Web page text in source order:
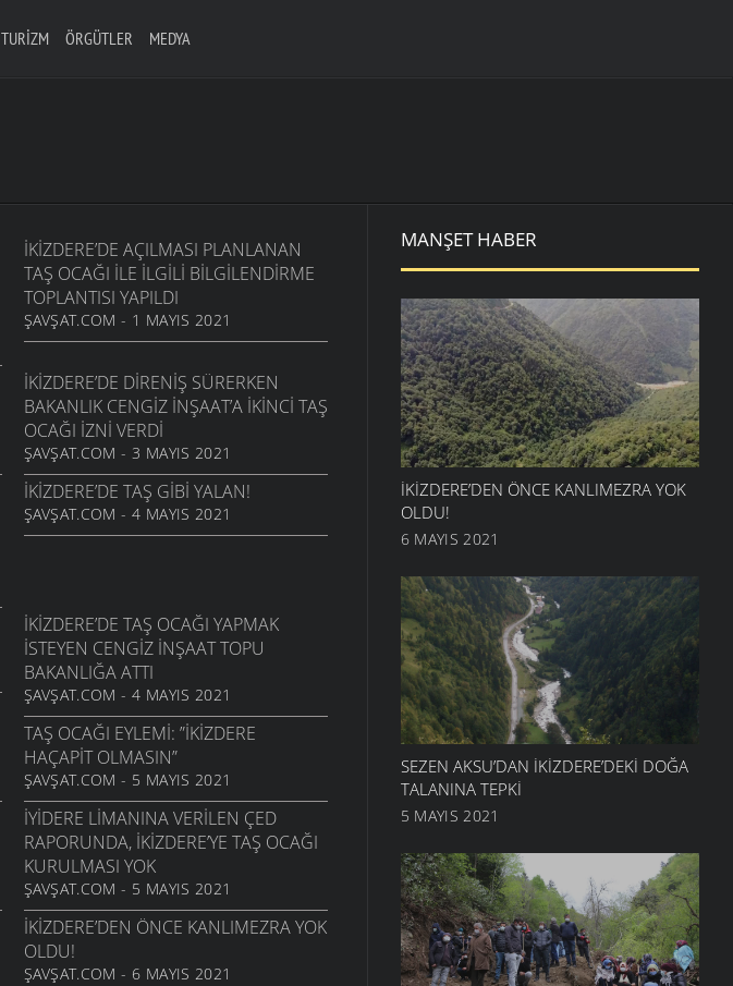
TURIZM ÖRGÜTLER MEDYA
İKIZDERE’DE AÇILMASI PLANLANAN
TAŞ OCAĞI ILE ILGILI BILGILENDIRME
TOPLANTISI YAPILDI
ŞAVŞAT.COM - 1 MAYIS 2021
İKIZDERE’DE DIRENIŞ SÜRERKEN
BAKANLIK CENGIZ İNŞAAT’A IKINCI TAŞ
OCAĞI IZNI VERDI
ŞAVŞAT.COM - 3 MAYIS 2021
İKIZDERE’DE TAŞ GIBI YALAN!
ŞAVŞAT.COM - 4 MAYIS 2021
İKIZDERE’DE TAŞ OCAĞI YAPMAK
ISTEYEN CENGIZ İNŞAAT TOPU
BAKANLIĞA ATTI
ŞAVŞAT.COM - 4 MAYIS 2021
TAŞ OCAĞI EYLEMI: ”İKIZDERE
HAÇAPIT OLMASIN”
ŞAVŞAT.COM - 5 MAYIS 2021
İYIDERE LIMANINA VERILEN ÇED
RAPORUNDA, İKIZDERE’YE TAŞ OCAĞI
KURULMASI YOK
ŞAVŞAT.COM - 5 MAYIS 2021
İKIZDERE’DEN ÖNCE KANLIMEZRA YOK
OLDU!
ŞAVŞAT.COM - 6 MAYIS 2021
MANŞET HABER
İKIZDERE’DEN ÖNCE KANLIMEZRA YOK
OLDU!
6 MAYIS 2021
SEZEN AKSU’DAN İKIZDERE’DEKI DOĞA
TALANINA TEPKI
5 MAYIS 2021